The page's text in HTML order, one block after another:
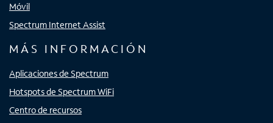
Móvil
Spectrum Internet Assist
MÁS INFORMACIÓN
Aplicaciones de Spectrum
Hotspots de Spectrum WiFi
Centro de recursos